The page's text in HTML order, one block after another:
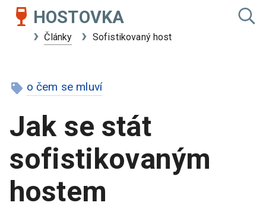
HOSTOVKA
Články Sofistikovaný host
o čem se mluví
Jak se stát
sofistikovaným
hostem